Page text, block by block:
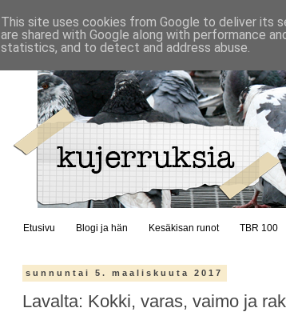
Etusivu Blogi ja hän Kesäkisan runot TBR 100
sunnuntai 5. maaliskuuta 2017
Lavalta: Kokki, varas, vaimo ja
This site uses cookies from Google to deliver its
are shared with Google along with performance
statistics, and to detect and address abuse.